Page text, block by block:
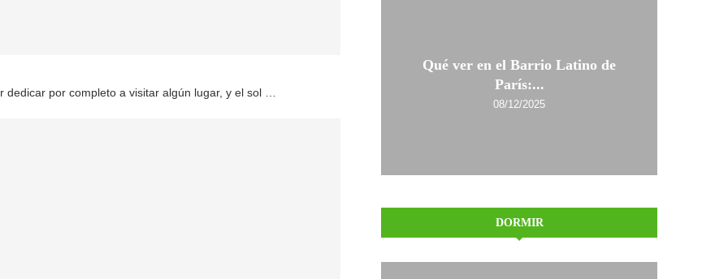
por completo a visitar algún lugar, y el sol …
Qué ver en el Barrio Latino de
París:...
08/12/2025
DORMIR